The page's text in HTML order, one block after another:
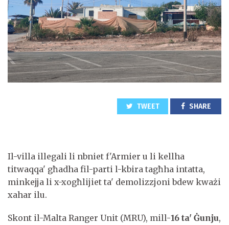
TWEET SHARE
Il-villa illegali li nbniet f'Armier u li kellha
titwaqqa' għadha fil-parti l-kbira tagħha intatta,
minkejja li x-xogħlijiet ta' demolizzjoni bdew kważi
xahar ilu.
Skont il-Malta Ranger Unit (MRU), mill-16 ta' Ġunju,